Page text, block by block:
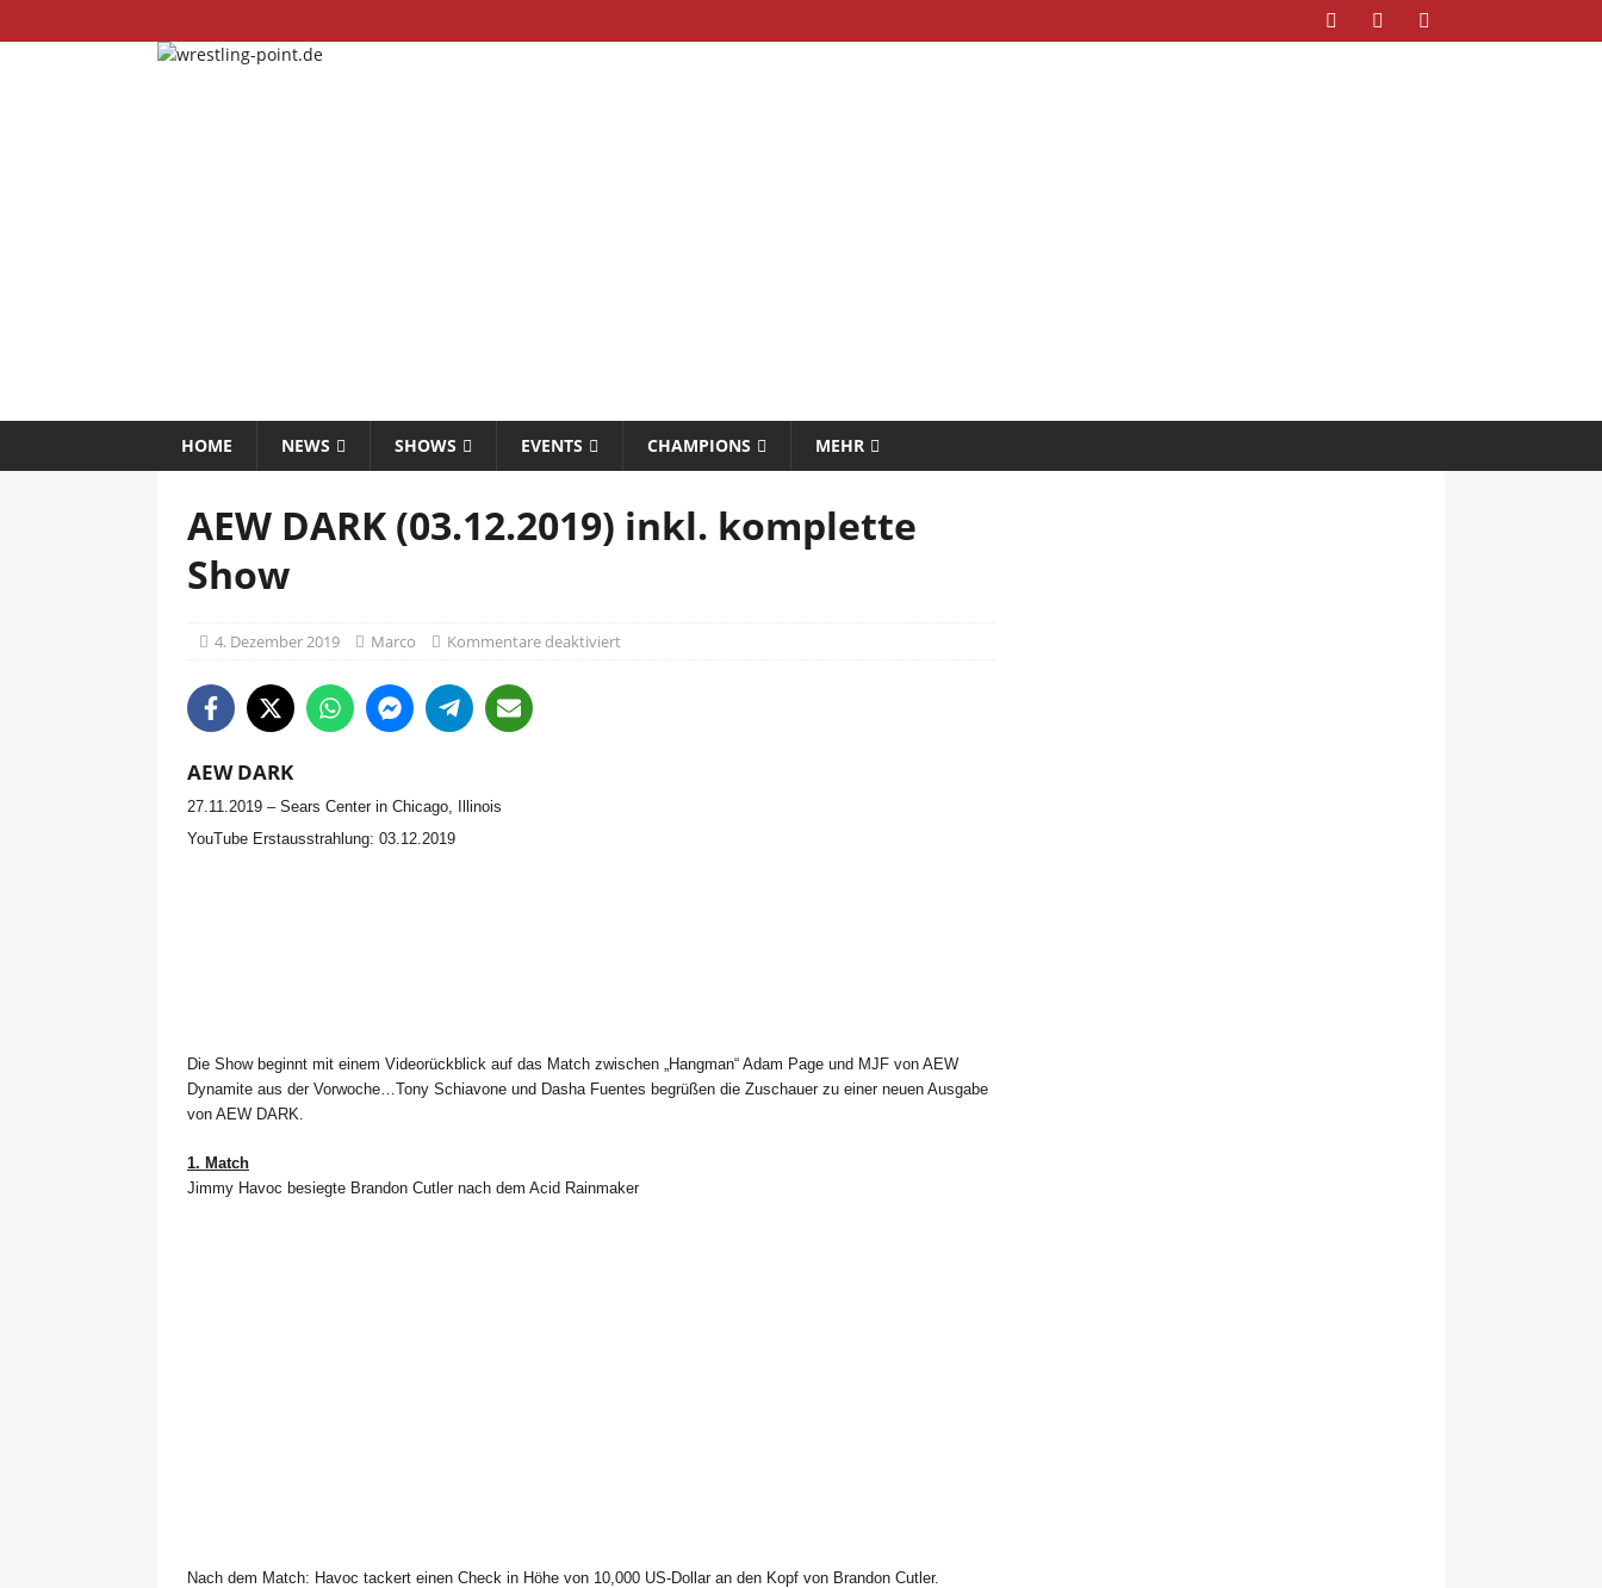
HOME NEWS SHOWS EVENTS CHAMPIONS MEHR
AEW DARK (03.12.2019) inkl. komplette
Show
4. Dezember 2019 Marco Kommentare deaktiviert
AEW DARK
27.11.2019 – Sears Center in Chicago, Illinois
YouTube Erstausstrahlung: 03.12.2019
Die Show beginnt mit einem Videorückblick auf das Match zwischen „Hangman“ Adam Page und MJF von AEW
Dynamite aus der Vorwoche…Tony Schiavone und Dasha Fuentes begrüßen die Zuschauer zu einer neuen Ausgabe
von AEW DARK.
1. Match
Jimmy Havoc besiegte Brandon Cutler nach dem Acid Rainmaker
Nach dem Match: Havoc tackert einen Check in Höhe von 10,000 US-Dollar an den Kopf von Brandon Cutler.